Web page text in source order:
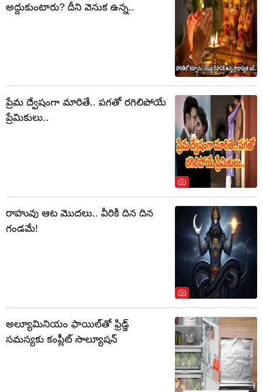
అద్దుకుంటారు? దీని వెనుక ఉన్న..
ప్రేమ ద్వేషంగా మారితే.. పగతో రగిలిపోయే
ప్రేమికులు..
రాహువు ఆట మొదలు.. వీరికి దిన దిన
గండమే!
అల్యూమినియం ఫాయిల్‌తో ఫ్రిడ్జ్
సమస్యకు కంప్లీట్ సొల్యూషన్